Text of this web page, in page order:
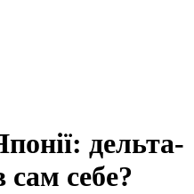
дельта-
себе?